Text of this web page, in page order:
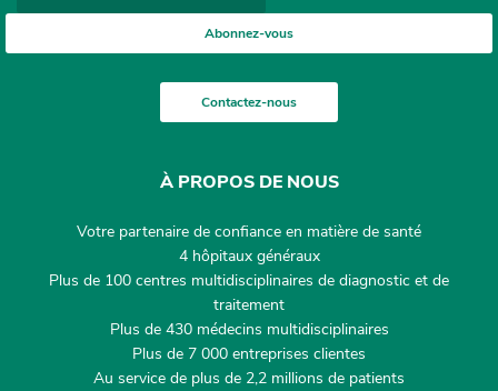
Abonnez-vous
Contactez-nous
À PROPOS DE NOUS
Votre partenaire de confiance en matière de santé
4 hôpitaux généraux
Plus de 100 centres multidisciplinaires de diagnostic et de
traitement
Plus de 430 médecins multidisciplinaires
Plus de 7 000 entreprises clientes
Au service de plus de 2,2 millions de patients